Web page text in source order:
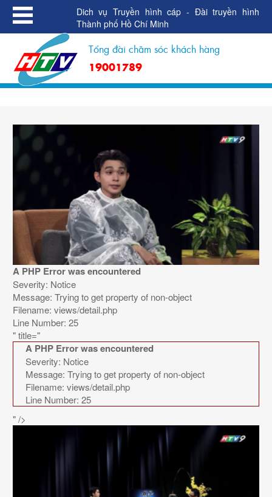
Dich vụ Truyền hình cáp - Đài truyền hình
Thành phố Hồ Chí Minh
Tổng đài chăm sóc khách hàng
19001789
A PHP Error was encountered
Severity: Notice
Message: Trying to get property of non-object
Filename: views/detail.php
Line Number: 25
" title="
A PHP Error was encountered
Severity: Notice
Message: Trying to get property of non-object
Filename: views/detail.php
Line Number: 25
" />